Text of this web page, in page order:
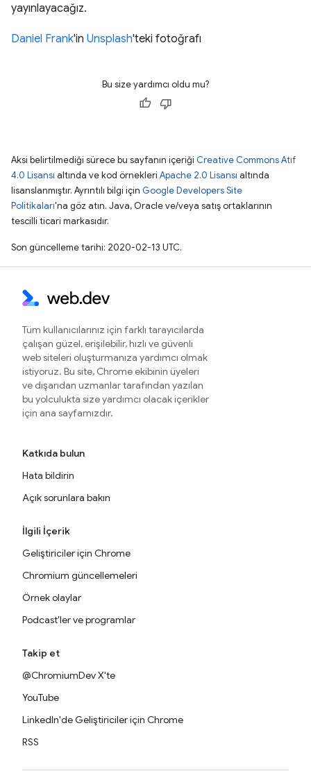
yayınlayacağız.
Daniel Frank'in Unsplash'teki fotoğrafı
Bu size yardımcı oldu mu?
Aksi belirtilmediği sürece bu sayfanın içeriği Creative Commons Atıf
4.0 Lisansı altında ve kod örnekleri Apache 2.0 Lisansı altında
lisanslanmıştır. Ayrıntılı bilgi için Google Developers Site
Politikaları'na göz atın. Java, Oracle ve/veya satış ortaklarının
tescilli ticari markasıdır.
Son güncelleme tarihi: 2020-02-13 UTC.
Tüm kullanıcılarınız için farklı tarayıcılarda
çalışan güzel, erişilebilir, hızlı ve güvenli
web siteleri oluşturmanıza yardımcı olmak
istiyoruz. Bu site, Chrome ekibinin üyeleri
ve dışarıdan uzmanlar tarafından yazılan
bu yolculukta size yardımcı olacak içerikler
için ana sayfamızdır.
Katkıda bulun
Hata bildirin
Açık sorunlara bakın
İlgili İçerik
Geliştiriciler için Chrome
Chromium güncellemeleri
Örnek olaylar
Podcast'ler ve programlar
Takip et
@ChromiumDev X'te
YouTube
LinkedIn'de Geliştiriciler için Chrome
RSS